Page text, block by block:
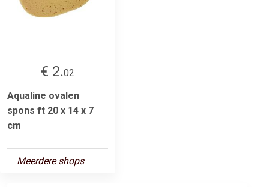
€ 2.02
Aqualine ovalen
spons ft 20 x 14 x 7
cm
Meerdere shops